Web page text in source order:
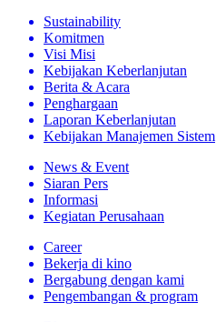
Sustainability
Komitmen
Visi Misi
Kebijakan Keberlanjutan
Berita & Acara
Penghargaan
Laporan Keberlanjutan
Kebijakan Manajemen Sistem
News & Event
Siaran Pers
Informasi
Kegiatan Perusahaan
Career
Bekerja di kino
Bergabung dengan kami
Pengembangan & program